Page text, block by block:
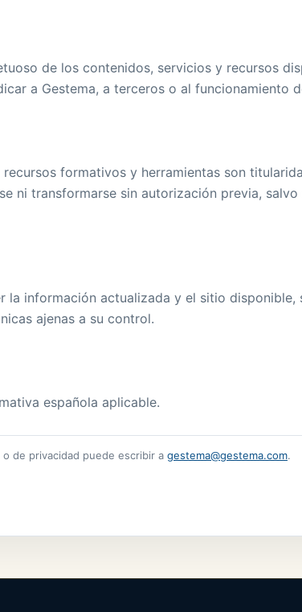
de los contenidos, servicios y recursos
a Gestema, a terceros o al funcionamiento
formativos y herramientas son
ni transformarse sin autorización previa,
la información actualizada y el sitio disponible,
ajenas a su control.
española aplicable.
de privacidad puede escribir a gestema@gestema.com.